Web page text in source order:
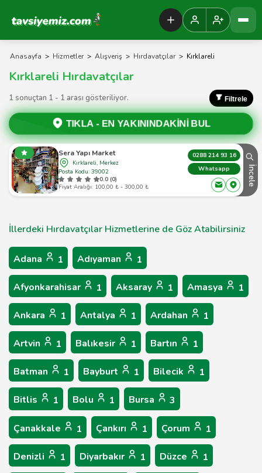
Tavsiyemiz Anasayfa
Anasayfa > Hizmetler > Alışveriş > Hırdavatçılar > Kırklareli
Kırklareli Hırdavatçılar
1 sonuçtan 1 - 1 arası gösteriliyor. Filtrele
TIKLA - EN YAKININDAKİNİ BUL
Sera Yapı Market
Kırklareli, Merkez
Posta Kodu: 39002
0.0 (0)
Fiyat Aralığı: 100,00 ₺ - 300,00 ₺
0288 214 93 16
Whatsapp
İncele
İllerdeki Hırdavatçılar Hizmetlerine de Göz Atabilirsiniz
Adana 1 Adıyaman 1
Afyonkarahisar 1 Aksaray 1 Amasya 1
Ankara 1 Antalya 1 Ardahan 1
Artvin 1 Balıkesir 1 Bartın 1
Batman 1 Bayburt 1 Bilecik 1
Bitlis 1 Bolu 1 Bursa 3
Çanakkale 1 Çankırı 1 Çorum 1
Denizli 1 Diyarbakır 1 Düzce 1